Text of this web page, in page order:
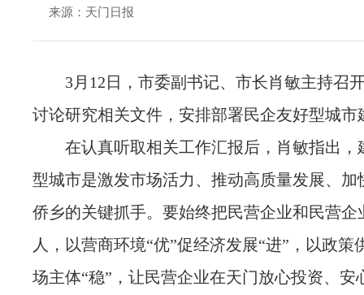
来源：天门日报
3月12日，市委副书记、市长肖敏主持召
讨论研究相关文件，安排部署民企友好型城市
在认真听取相关工作汇报后，肖敏指出，
型城市是激发市场活力、推动高质量发展、加
侨乡的关键抓手。要始终把民营企业和民营企
人，以营商环境“优”促经济发展“进”，以政策
场主体“稳”，让民营企业在天门放心投资、安